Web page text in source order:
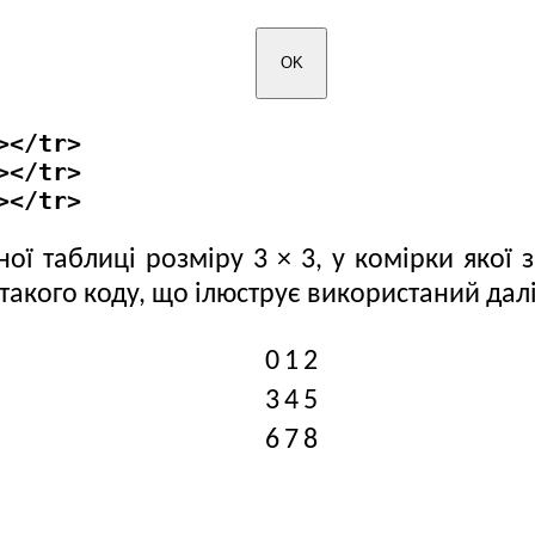
tr>
tr>
tr>
таблиці розміру 3 × 3, у комірки
коду, що ілюструє використаний
0 1 2
34 5
6 7 8